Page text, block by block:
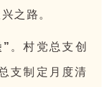
之路。
。村党总支创
支制定月度清